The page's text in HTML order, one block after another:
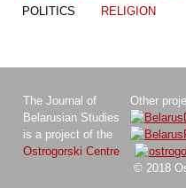
POLITICS
RELIGION
The Journal of
Belarusian Studies
is a project of the
Ostrogorski Centre
Other
© 2018